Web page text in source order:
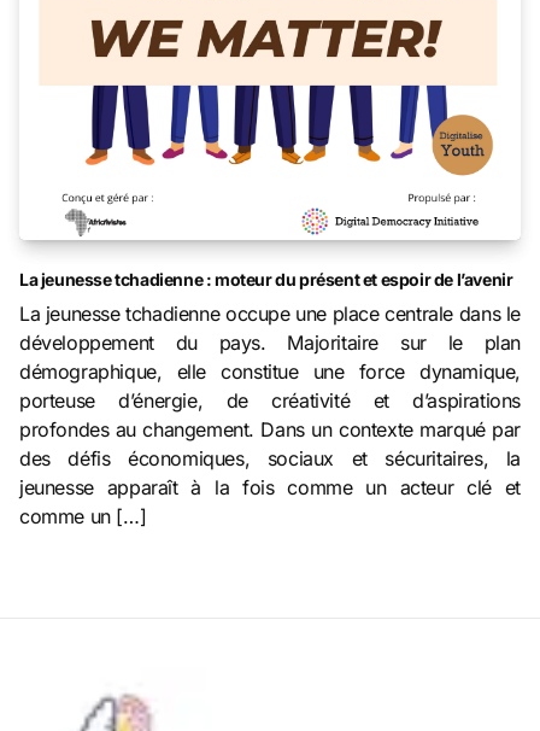
La jeunesse tchadienne : moteur du présent et espoir de l’avenir
La jeunesse tchadienne occupe une place centrale dans le
développement du pays. Majoritaire sur le plan
démographique, elle constitue une force dynamique,
porteuse d’énergie, de créativité et d’aspirations
profondes au changement. Dans un contexte marqué par
des défis économiques, sociaux et sécuritaires, la
jeunesse apparaît à la fois comme un acteur clé et
comme un […]